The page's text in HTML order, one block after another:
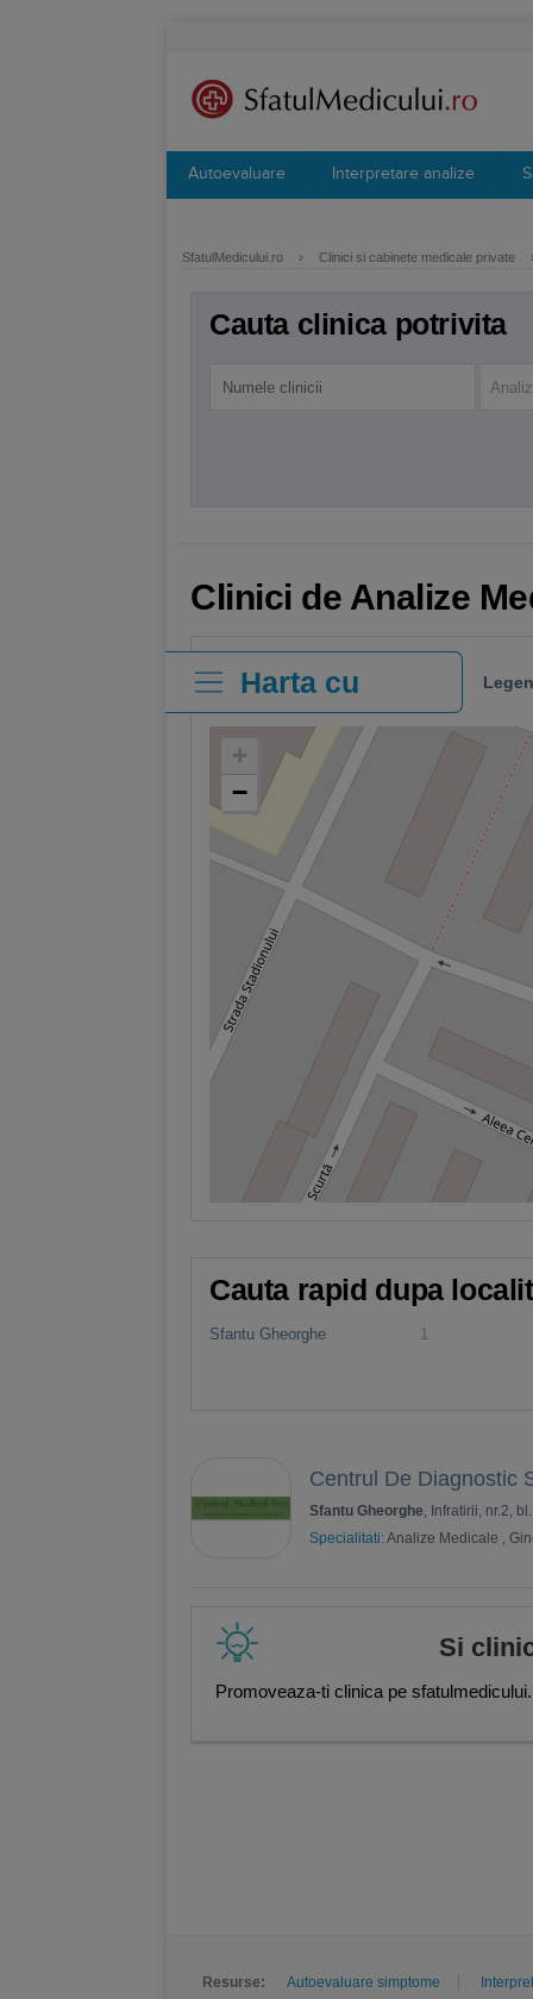
Autoevaluare Interpretare analize
SfatulMedicului.ro › Clinici si cabinete medicale private
Cauta clinica potrivita
Clinici de Analize
Harta cu
clinici
+
−
Cauta rapid dupa
Sfantu Gheorghe 1
Centrul De Diagnostic
Sfantu Gheorghe, Infratirii, nr.2,
Specialitati:Analize Medicale ,
Si
Promoveaza-ti clinica pe
Resurse: Autoevaluare simptome